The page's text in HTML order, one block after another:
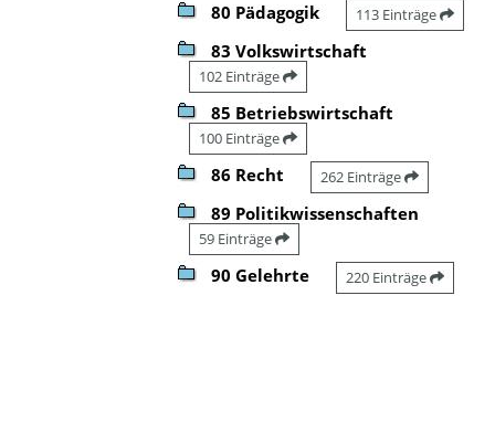
80 Pädagogik 113 Einträge
83 Volkswirtschaft
102 Einträge
85 Betriebswirtschaft
100 Einträge
86 Recht 262 Einträge
89 Politikwissenschaften
59 Einträge
90 Gelehrte 220 Einträge